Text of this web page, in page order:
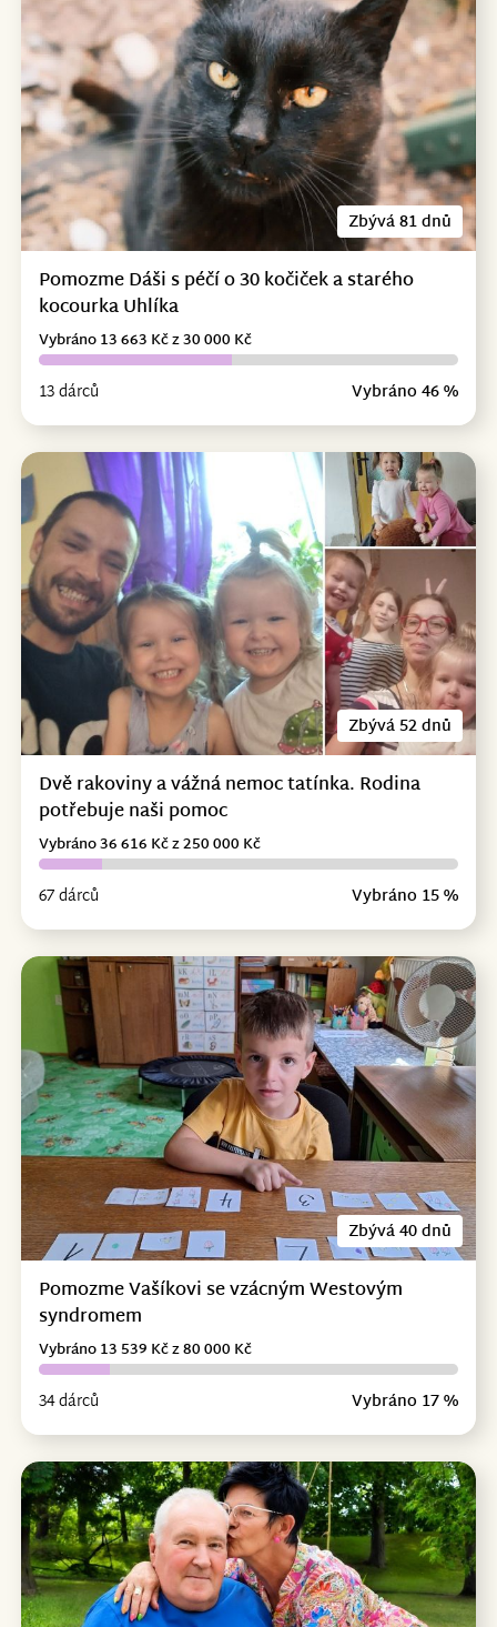
Zbývá 81 dnů
Pomozme Dáši s péčí o 30 kočiček a starého
kocourka Uhlíka
13 dárců Vybráno 46 %
Vybráno 13 663 Kč z 30 000 Kč
Zbývá 52 dnů
Dvě rakoviny a vážná nemoc tatínka. Rodina
potřebuje naši pomoc
67 dárců Vybráno 15 %
Vybráno 36 616 Kč z 250 000 Kč
Zbývá 40 dnů
Pomozme Vašíkovi se vzácným Westovým
syndromem
34 dárců Vybráno 17 %
Vybráno 13 539 Kč z 80 000 Kč